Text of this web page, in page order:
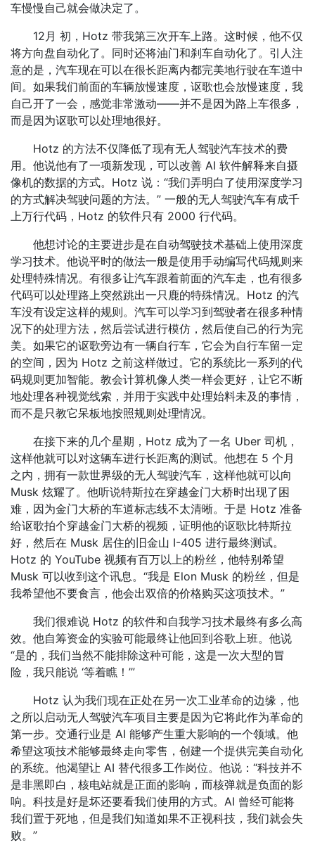
车慢慢自己就会做决定了。
12月 初，Hotz 带我第三次开车上路。这时候，他不仅
将方向盘自动化了。同时还将油门和刹车自动化了。引人注
意的是，汽车现在可以在很长距离内都完美地行驶在车道中
间。如果我们前面的车辆放慢速度，讴歌也会放慢速度，我
自己开了一会，感觉非常激动——并不是因为路上车很多，
而是因为讴歌可以处理地很好。
Hotz 的方法不仅降低了现有无人驾驶汽车技术的费
用。他说他有了一项新发现，可以改善 AI 软件解释来自摄
像机的数据的方式。Hotz 说：“我们弄明白了使用深度学习
的方式解决驾驶问题的方法。” 一般的无人驾驶汽车有成千
上万行代码，Hotz 的软件只有 2000 行代码。
他想讨论的主要进步是在自动驾驶技术基础上使用深度
学习技术。他说平时的做法一般是使用手动编写代码规则来
处理特殊情况。有很多让汽车跟着前面的汽车走，也有很多
代码可以处理路上突然跳出一只鹿的特殊情况。Hotz 的汽
车没有设定这样的规则。汽车可以学习到驾驶者在很多种情
况下的处理方法，然后尝试进行模仿，然后使自己的行为完
美。如果它的讴歌旁边有一辆自行车，它会为自行车留一定
的空间，因为 Hotz 之前这样做过。它的系统比一系列的代
码规则更加智能。教会计算机像人类一样会更好，让它不断
地处理各种视觉线索，并用于实践中处理始料未及的事情，
而不是只教它呆板地按照规则处理情况。
在接下来的几个星期，Hotz 成为了一名 Uber 司机，
这样他就可以对这辆车进行长距离的测试。他想在 5 个月
之内，拥有一款世界级的无人驾驶汽车，这样他就可以向
Musk 炫耀了。他听说特斯拉在穿越金门大桥时出现了困
难，因为金门大桥的车道标志线不太清晰。于是 Hotz 准备
给讴歌拍个穿越金门大桥的视频，证明他的讴歌比特斯拉
好，然后在 Musk 居住的旧金山 I-405 进行最终测试。
Hotz 的 YouTube 视频有百万以上的粉丝，他特别希望
Musk 可以收到这个讯息。“我是 Elon Musk 的粉丝，但是
我希望他不要食言，他会出双倍的价格购买这项技术。”
我们很难说 Hotz 的软件和自我学习技术最终有多么高
效。他自筹资金的实验可能最终让他回到谷歌上班。他说
“是的，我们当然不能排除这种可能，这是一次大型的冒
险，我只能说 ‘等着瞧！’”
Hotz 认为我们现在正处在另一次工业革命的边缘，他
之所以启动无人驾驶汽车项目主要是因为它将此作为革命的
第一步。交通行业是 AI 能够产生重大影响的一个领域。他
希望这项技术能够最终走向零售，创建一个提供完美自动化
的系统。他渴望让 AI 替代很多工作岗位。他说：“科技并不
是非黑即白，核电站就是正面的影响，而核弹就是负面的影
响。科技是好是坏还要看我们使用的方式。AI 曾经可能将
我们置于死地，但是我们知道如果不正视科技，我们就会失
败。”